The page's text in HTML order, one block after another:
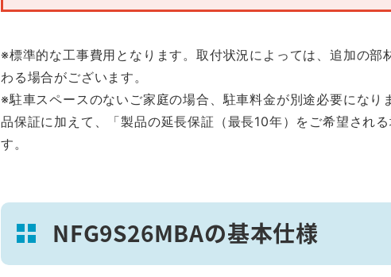
※標準的な工事費用となります。取付状況によっては、追加の部
わる場合がございます。
※駐車スペースのないご家庭の場合、駐車料金が別途必要になり
品保証に加えて、「製品の延長保証（最長10年）をご希望され
す。
NFG9S26MBAの基本仕様